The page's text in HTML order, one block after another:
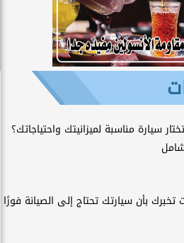
سيارة مناسبة لميزانيتك واحتياجاتك؟
تخبرك بأن سيارتك تحتاج إلى الصيانة فورًا